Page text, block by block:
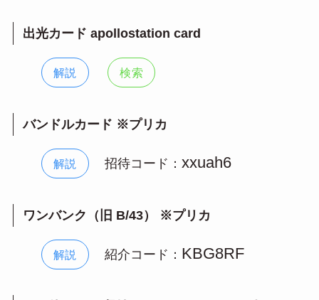
出光カード apollostation card
解説 検索
バンドルカード ※プリカ
解説 招待コード：xxuah6
ワンバンク（旧 B/43） ※プリカ
解説 紹介コード： KBG8RF